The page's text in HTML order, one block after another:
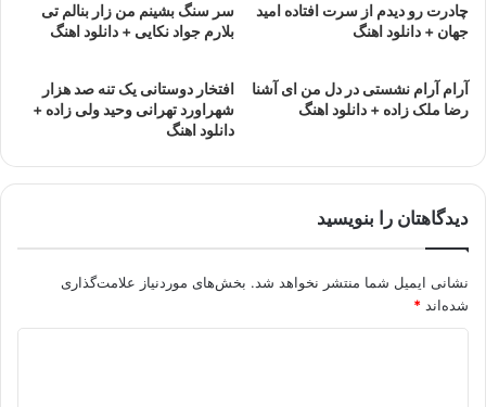
چادرت رو دیدم از سرت افتاده امید
جهان + دانلود اهنگ
سر سنگ بشینم من زار بنالم تی
بلارم جواد نکایی + دانلود اهنگ
آرام آرام نشستی در دل من ای آشنا
رضا ملک زاده + دانلود اهنگ
افتخار دوستانی یک تنه صد هزار
شهراورد تهرانی وحید ولی زاده +
دانلود اهنگ
دیدگاهتان را بنویسید
نشانی ایمیل شما منتشر نخواهد شد. بخش‌های موردنیاز علامت‌گذاری
شده‌اند *